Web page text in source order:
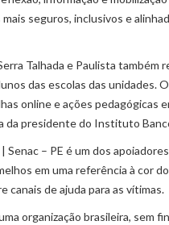
seguros, inclusivos e
Talhada e Paulista
das escolas das unidades.
online e ações pedagógicas
da presidente do Instituto
– PE é um dos
em uma referência à cor
canais de ajuda para as vítimas.
organização brasileira, sem